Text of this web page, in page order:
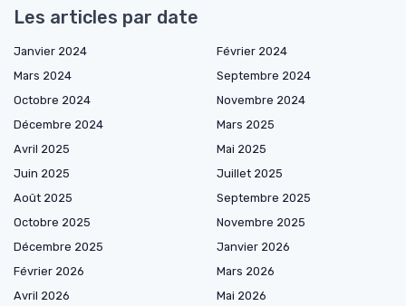
Les articles par date
Janvier 2024
Février 2024
Mars 2024
Septembre 2024
Octobre 2024
Novembre 2024
Décembre 2024
Mars 2025
Avril 2025
Mai 2025
Juin 2025
Juillet 2025
Août 2025
Septembre 2025
Octobre 2025
Novembre 2025
Décembre 2025
Janvier 2026
Février 2026
Mars 2026
Avril 2026
Mai 2026